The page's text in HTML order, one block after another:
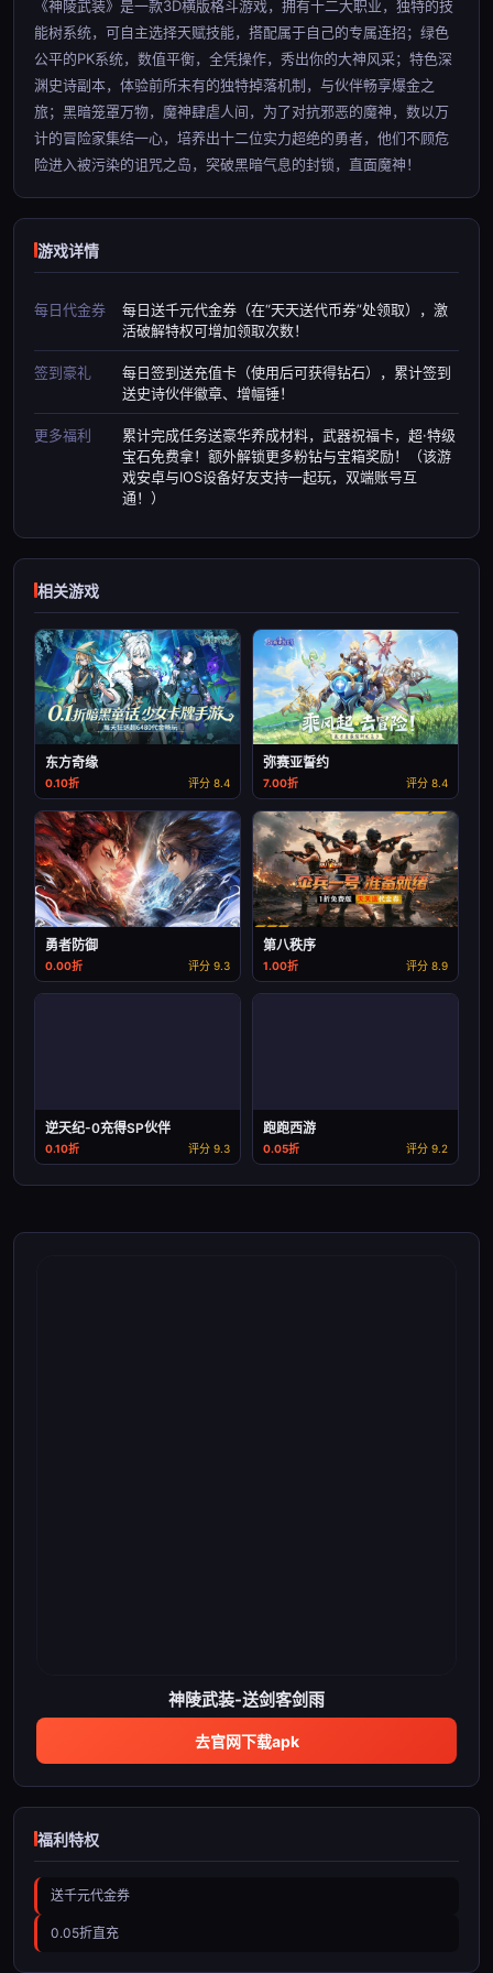
《神陵武装》是一款3D横版格斗游戏，拥有十二大职业，独特的技
能树系统，可自主选择天赋技能，搭配属于自己的专属连招；绿色
公平的PK系统，数值平衡，全凭操作，秀出你的大神风采；特色深
渊史诗副本，体验前所未有的独特掉落机制，与伙伴畅享爆金之
旅；黑暗笼罩万物，魔神肆虐人间，为了对抗邪恶的魔神，数以万
计的冒险家集结一心，培养出十二位实力超绝的勇者，他们不顾危
险进入被污染的诅咒之岛，突破黑暗气息的封锁，直面魔神！
游戏详情
每日代金券
每日送千元代金券（在“天天送代币券”处领取），激
活破解特权可增加领取次数！
签到豪礼
每日签到送充值卡（使用后可获得钻石），累计签到
送史诗伙伴徽章、增幅锤！
更多福利
累计完成任务送豪华养成材料，武器祝福卡，超·特级
宝石免费拿！额外解锁更多粉钻与宝箱奖励！（该游
戏安卓与IOS设备好友支持一起玩，双端账号互
通！）
相关游戏
东方奇缘
0.10折 评分 8.4
弥赛亚誓约
7.00折 评分 8.4
勇者防御
0.00折 评分 9.3
第八秩序
1.00折 评分 8.9
逆天纪-0充得SP伙伴
0.10折 评分 9.3
跑跑西游
0.05折 评分 9.2
神陵武装-送剑客剑雨
去官网下载apk
福利特权
送千元代金券
0.05折直充